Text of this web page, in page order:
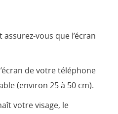
vous que l’écran
de votre téléphone
(environ 25 à 50 cm).
votre visage, le